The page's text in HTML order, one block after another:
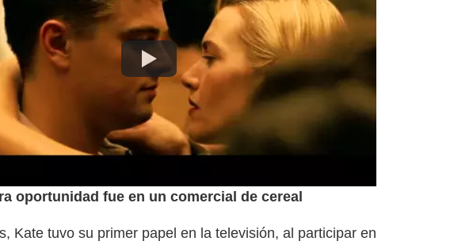
oportunidad fue en un comercial de cereal
Kate tuvo su primer papel en la televisión, al participar en